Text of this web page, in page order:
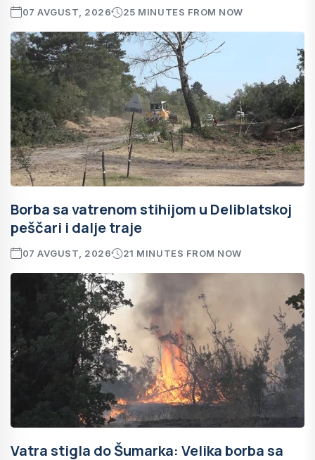
07 AVGUST, 2026 25 MINUTES FROM NOW
Borba sa vatrenom stihijom u Deliblatskoj
peščari i dalje traje
07 AVGUST, 2026 21 MINUTES FROM NOW
Vatra stigla do Šumarka: Velika borba sa